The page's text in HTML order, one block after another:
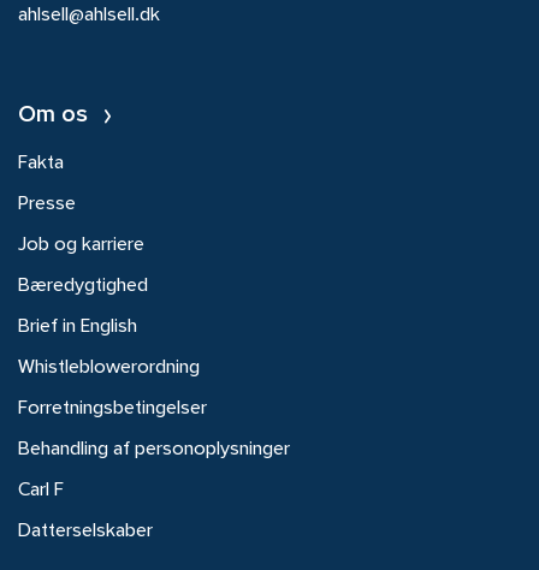
ahlsell@ahlsell.dk
Om os
Fakta
Presse
Job og karriere
Bæredygtighed
Brief in English
Whistleblowerordning
Forretningsbetingelser
Behandling af personoplysninger
Carl F
Datterselskaber